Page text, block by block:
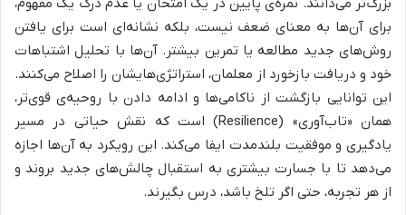
بزرگ‌تر می‌دانند. نمره‌ی پایین در یک امتحان یا عدم درک یک مفهوم،
برای آن‌ها به معنای ضعف نیست، بلکه نشانه‌ای است برای یافتن
روش‌های جدید مطالعه یا تمرین بیشتر. آن‌ها با تحلیل اشتباهات
خود و دریافت بازخورد از معلمان، استراتژی‌هایشان را اصلاح می‌کنند.
این توانایی بازگشت از ناکامی‌ها و ادامه دادن با روحیه‌ی قوی‌تر،
همان «تاب‌آوری» (Resilience) است که نقش حیاتی در مسیر
یادگیری و موفقیت بلندمدت ایفا می‌کند. این رویکرد به آن‌ها اجازه
می‌دهد تا با جسارت بیشتری به استقبال چالش‌های جدید بروند و
از هر تجربه، حتی اگر تلخ باشد، درس بگیرند.